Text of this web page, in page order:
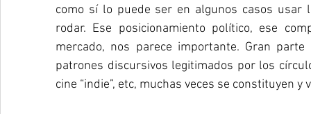
como sí lo puede ser en algunos casos
rodar. Ese posicionamiento político, ese
mercado, nos parece importante. Gran
patrones discursivos legitimados por los
cine “indie”, etc, muchas veces se constituyen